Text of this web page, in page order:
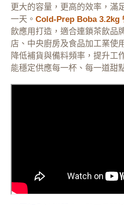
購
物
車
更大的容量，更高的效率，滿
一天。 Cold-Prep Boba 3.2kg
飲應用打造，適合連鎖茶飲品
店、中央廚房及食品加工業使
降低補貨與備料頻率，提升工
能穩定供應每一杯、每一道甜